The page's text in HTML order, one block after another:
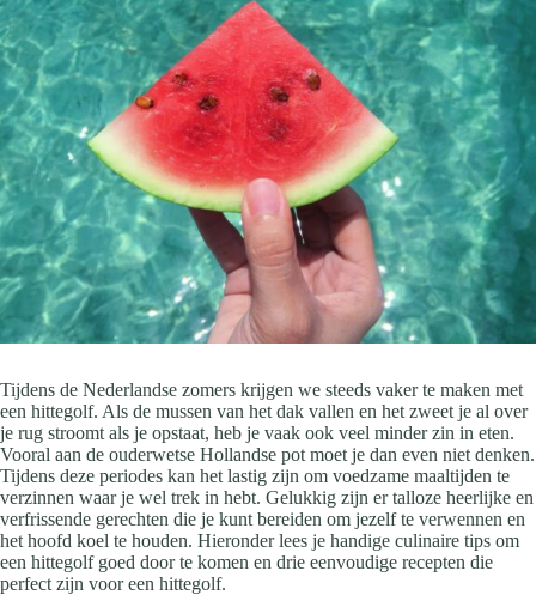
Tijdens de Nederlandse zomers krijgen we steeds vaker te maken met
een hittegolf. Als de mussen van het dak vallen en het zweet je al over
je rug stroomt als je opstaat, heb je vaak ook veel minder zin in eten.
Vooral aan de ouderwetse Hollandse pot moet je dan even niet denken.
Tijdens deze periodes kan het lastig zijn om voedzame maaltijden te
verzinnen waar je wel trek in hebt. Gelukkig zijn er talloze heerlijke en
verfrissende gerechten die je kunt bereiden om jezelf te verwennen en
het hoofd koel te houden. Hieronder lees je handige culinaire tips om
een hittegolf goed door te komen en drie eenvoudige recepten die
perfect zijn voor een hittegolf.